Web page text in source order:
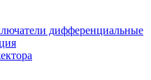
дифференциальные